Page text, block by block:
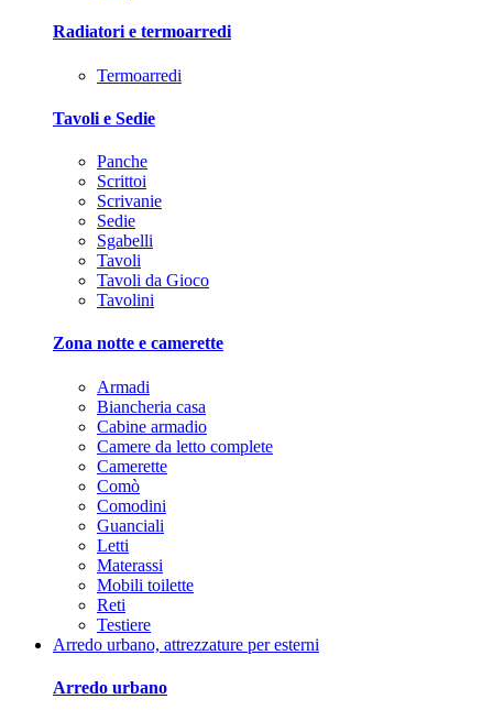
Radiatori e termoarredi
Termoarredi
Tavoli e Sedie
Panche
Scrittoi
Scrivanie
Sedie
Sgabelli
Tavoli
Tavoli da Gioco
Tavolini
Zona notte e camerette
Armadi
Biancheria casa
Cabine armadio
Camere da letto complete
Camerette
Comò
Comodini
Guanciali
Letti
Materassi
Mobili toilette
Reti
Testiere
Arredo urbano, attrezzature per esterni
Arredo urbano